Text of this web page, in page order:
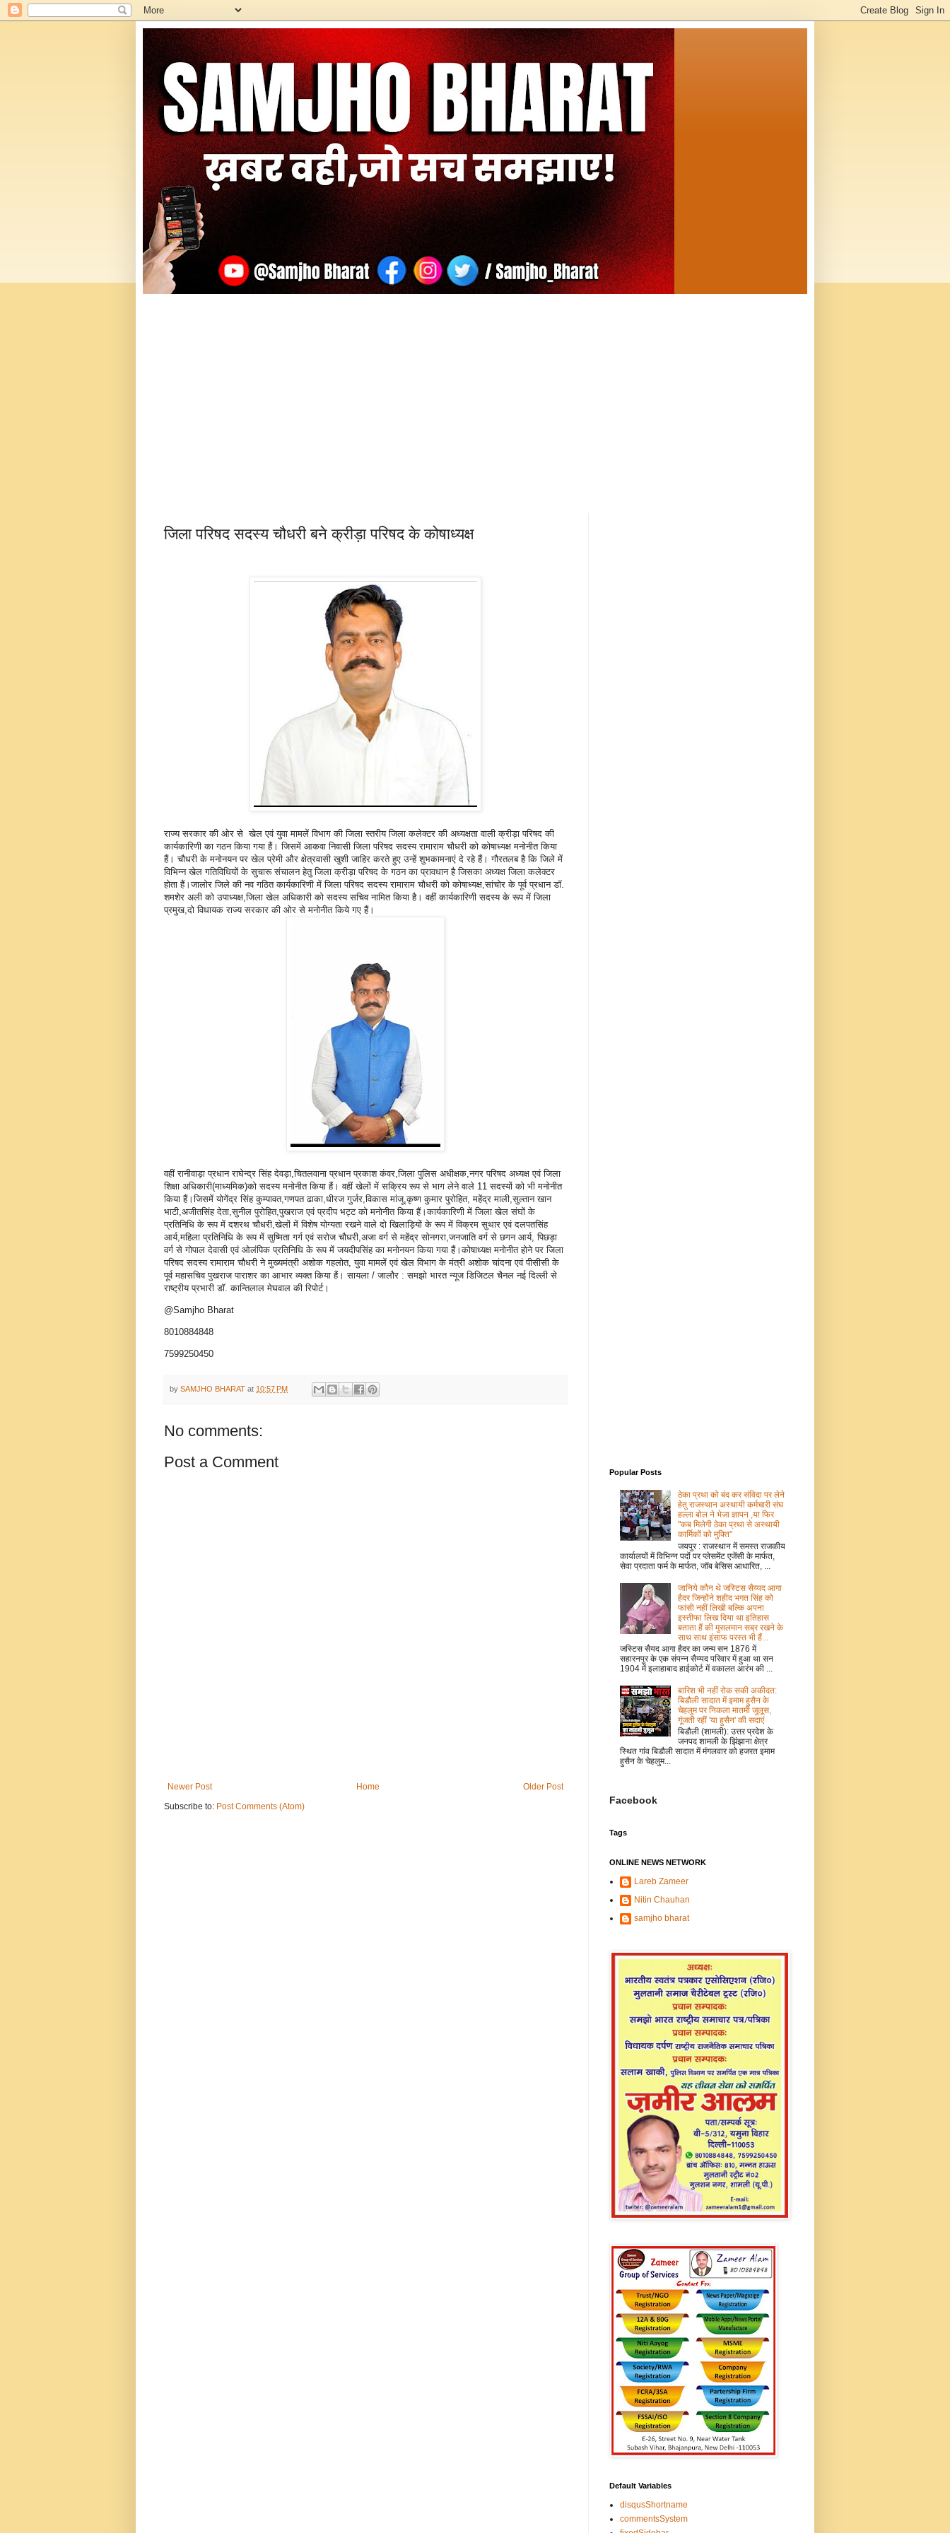
जिला परिषद सदस्य चौधरी बने क्रीड़ा परिषद के कोषाध्यक्ष
राज्य सरकार की ओर से खेल एवं युवा मामलें विभाग की जिला स्तरीय जिला कलेक्टर की अध्यक्षता वाली क्रीड़ा परिषद की
कार्यकारिणी का गठन किया गया हैं। जिसमें आकवा निवासी जिला परिषद सदस्य रामाराम चौधरी को कोषाध्यक्ष मनोनीत किया
हैं। चौधरी के मनोनयन पर खेल प्रेमी और क्षेत्रवासी खुशी जाहिर करते हुए उन्हें शुभकामनाएं दे रहे हैं। गौरतलब है कि जिले में
विभिन्न खेल गतिविधियों के सुचारू संचालन हेतु जिला क्रीड़ा परिषद के गठन का प्रावधान है जिसका अध्यक्ष जिला कलेक्टर
होता हैं।जालोर जिले की नव गठित कार्यकारिणी में जिला परिषद सदस्य रामाराम चौधरी को कोषाध्यक्ष,सांचोर के पूर्व प्रधान डॉ.
शमशेर अली को उपाध्यक्ष,जिला खेल अधिकारी को सदस्य सचिव नामित किया है। वहीं कार्यकारिणी सदस्य के रूप में जिला
प्रमुख,दो विधायक राज्य सरकार की ओर से मनोनीत किये गए हैं।
वहीं रानीवाड़ा प्रधान राघेन्द्र सिंह देवड़ा,चितलवाना प्रधान प्रकाश कंवर,जिला पुलिस अधीक्षक,नगर परिषद अध्यक्ष एवं जिला
शिक्षा अधिकारी(माध्यमिक)को सदस्य मनोनीत किया हैं। वहीं खेलों में सक्रिय रूप से भाग लेने वाले 11 सदस्यों को भी मनोनीत
किया हैं।जिसमें योगेंद्र सिंह कुम्पावत,गणपत ढाका,धीरज गुर्जर,विकास मांजू,कृष्ण कुमार पुरोहित, महेंद्र माली,सुल्तान खान
भाटी,अजीतसिंह देता,सुनील पुरोहित,पुखराज एवं प्रदीप भट्ट को मनोनीत किया हैं।कार्यकारिणी में जिला खेल संघों के
प्रतिनिधि के रूप में दशरथ चौधरी,खेलों में विशेष योग्यता रखने वाले दो खिलाड़ियों के रूप में विक्रम सुथार एवं दलपतसिंह
आर्य,महिला प्रतिनिधि के रूप में सुष्मिता गर्ग एवं सरोज चौधरी,अजा वर्ग से महेंद्र सोनगरा,जनजाति वर्ग से छगन आर्य, पिछड़ा
वर्ग से गोपाल देवासी एवं ओलंपिक प्रतिनिधि के रूप में जयदीपसिंह का मनोनयन किया गया हैं।कोषाध्यक्ष मनोनीत होने पर जिला
परिषद सदस्य रामाराम चौधरी ने मुख्यमंत्री अशोक गहलोत, युवा मामलें एवं खेल विभाग के मंत्री अशोक चांदना एवं पीसीसी के
पूर्व महासचिव पुखराज पाराशर का आभार व्यक्त किया हैं। सायला / जालौर : समझो भारत न्यूज डिजिटल चैनल नई दिल्ली से
राष्ट्रीय प्रभारी डॉ. कान्तिलाल मेघवाल की रिपोर्ट।
@Samjho Bharat
8010884848
7599250450
by SAMJHO BHARAT at 10:57 PM
No comments:
Post a Comment
Newer Post Older Post
Home
Subscribe to: Post Comments (Atom)
Popular Posts
ठेका प्रथा को बंद कर संविदा पर लेने
हेतु राजस्थान अस्थायी कर्मचारी संघ
हल्ला बोल ने भेजा ज्ञापन ,या फिर
"कब मिलेगी ठेका प्रथा से अस्थायी
कार्मिकों को मुक्ति"
जयपुर : राजस्थान में समस्त राजकीय
कार्यालयों में विभिन्न पदों पर प्लेसमेंट एजेंसी के मार्फत,
सेवा प्रदाता फर्म के मार्फत, जॉब बेसिस आधारित, ...
जानिये कौन थे जस्टिस सैय्यद आगा
हैदर जिन्होंने शहीद भगत सिंह को
फांसी नहीं लिखी बल्कि अपना
इस्तीफा लिख दिया था इतिहास
बताता हैं की मुसलमान सब्र रखने के
साथ साथ इंसाफ परस्त भी हैं...
जस्टिस सैयद आगा हैदर का जन्म सन 1876 में
सहारनपुर के एक संपन्न सैय्यद परिवार में हुआ था सन
1904 में इलाहाबाद हाईकोर्ट में वकालत आरंभ की ...
बारिश भी नहीं रोक सकी अकीदत:
बिडौली सादात में इमाम हुसैन के
चेहलुम पर निकला मातमी जुलूस,
गूंजती रहीं 'या हुसैन' की सदाएं
बिडौली (शामली): उत्तर प्रदेश के
जनपद शामली के झिंझाना क्षेत्र
स्थित गांव बिडौली सादात में मंगलवार को हजरत इमाम
हुसैन के चेहलुम...
Facebook
Tags
ONLINE NEWS NETWORK
Lareb Zameer
Nitin Chauhan
samjho bharat
Default Variables
disqusShortname
commentsSystem